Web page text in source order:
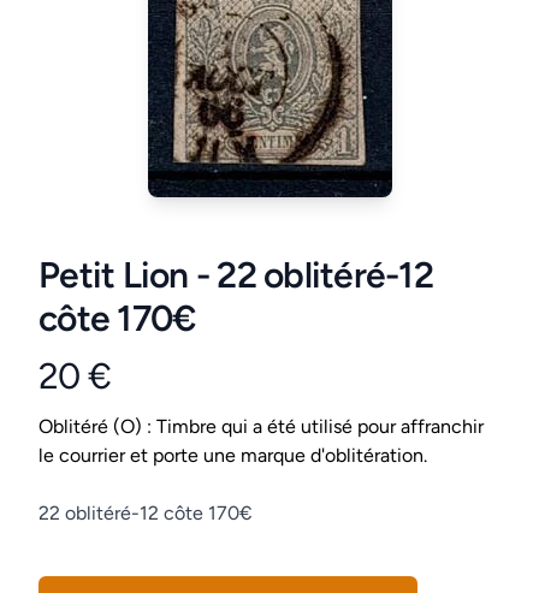
Petit Lion - 22 oblitéré-12
côte 170€
Product information
20 €
Conditions
Oblitéré (O) : Timbre qui a été utilisé pour affranchir
le courrier et porte une marque d'oblitération.
Description
22 oblitéré-12 côte 170€